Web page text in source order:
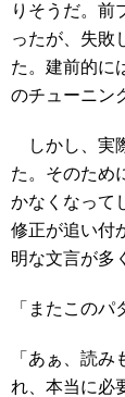
りそうだ。前
ったが、失敗
た。建前的に
のチューニン
しかし、実
た。そのため
かなくなって
修正が追い付
明な文言が多
「またこのパ
「あぁ、読
れ、本当に必